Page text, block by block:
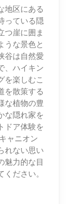
地区にある
っている隠
つ崖に囲ま
うな景色と
谷は自然愛
、ハイキン
を楽しむこ
を散策する
な植物の豊
な隠れ家を
ドア体験を
ャニオン
れない思い
魅力的な目
ださい。